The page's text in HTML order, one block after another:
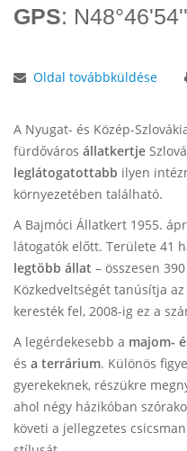
GPS:
Oldal továbbküldése
A Nyugat- és Közép-
fürdőváros állatkertje
leglátogatottabb ilyen
környezetében található.
A Bajmóci Állatkert 1955.
látogatók előtt. Területe 41
legtöbb állat – összesen
Közkedveltségét tanúsítja
keresték fel, 2008-ig ez a
A legérdekesebb a majom-
és a terrárium. Különös
gyerekeknek, részükre
ahol négy házikóban
követi a jellegzetes